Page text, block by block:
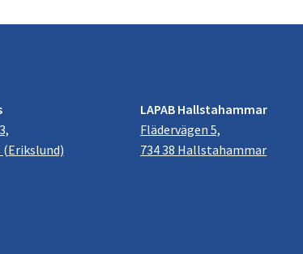
(Erikslund)
LAPAB Hallstahammar
Flädervägen 5,
734 38 Hallstahammar